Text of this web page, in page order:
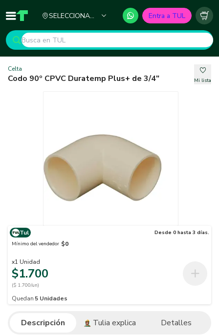
Inicio TUL - Tu Marketplace de Construcción
SELECCIONA
Entra a TUL
Celta
Codo 90º CPVC Duratemp Plus+ de 3/4" Mi lista
Tul
Desde 0 hasta 3 días.
Mínimo del vendedor $0
x1 Unidad
$1.700
($ 1.700/un)
Quedan 5 Unidades
Descripción Tulia explica Detalles